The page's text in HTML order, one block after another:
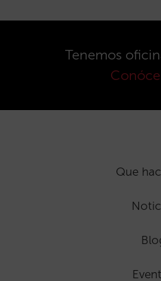
Tenemos
Que